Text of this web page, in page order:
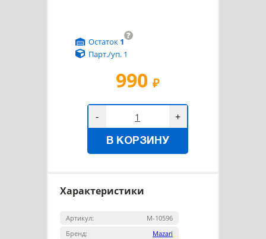
990 ₽
?
Остаток 1
Парт./уп. 1
- +
В КОРЗИНУ
Характеристики
Артикул:
M-10596
Бренд:
Mazari